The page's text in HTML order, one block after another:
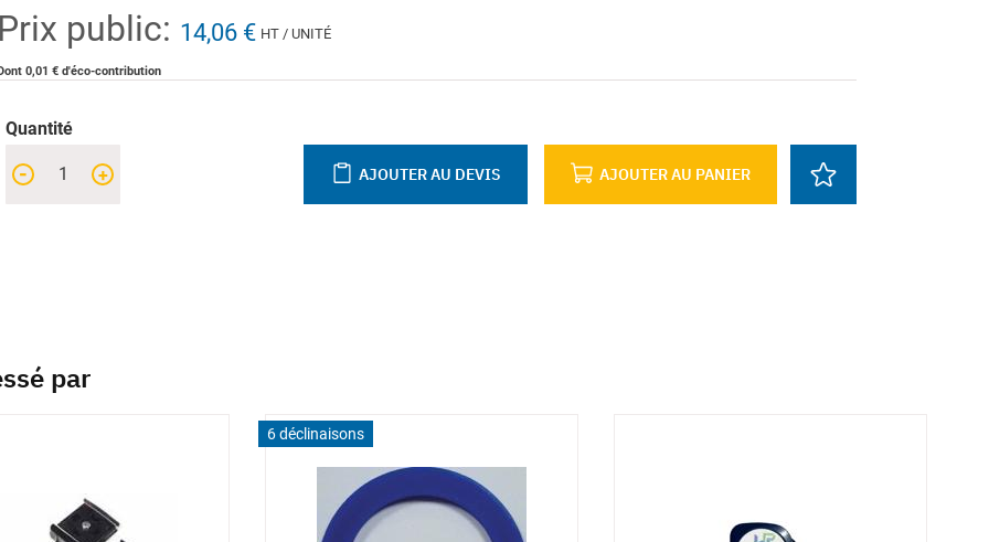
Prix public: 14,06 € HT / UNITÉ
0,01 € d'éco-contribution
Quantité
+
- AJOUTER AU PANIER
AJOUTER AU DEVIS
par
6 déclinaisons